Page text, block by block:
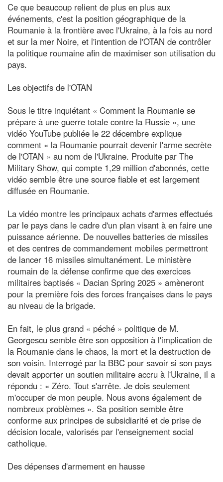
Ce que beaucoup relient de plus en plus aux
événements, c'est la position géographique de la
Roumanie à la frontière avec l'Ukraine, à la fois au nord
et sur la mer Noire, et l'intention de l'OTAN de contrôler
la politique roumaine afin de maximiser son utilisation du
pays.
Les objectifs de l'OTAN
Sous le titre inquiétant « Comment la Roumanie se
prépare à une guerre totale contre la Russie », une
vidéo YouTube publiée le 22 décembre explique
comment « la Roumanie pourrait devenir l'arme secrète
de l'OTAN » au nom de l'Ukraine. Produite par The
Military Show, qui compte 1,29 million d'abonnés, cette
vidéo semble être une source fiable et est largement
diffusée en Roumanie.
La vidéo montre les principaux achats d'armes effectués
par le pays dans le cadre d'un plan visant à en faire une
puissance aérienne. De nouvelles batteries de missiles
et des centres de commandement mobiles permettront
de lancer 16 missiles simultanément. Le ministère
roumain de la défense confirme que des exercices
militaires baptisés « Dacian Spring 2025 » amèneront
pour la première fois des forces françaises dans le pays
au niveau de la brigade.
En fait, le plus grand « péché » politique de M.
Georgescu semble être son opposition à l'implication de
la Roumanie dans le chaos, la mort et la destruction de
son voisin. Interrogé par la BBC pour savoir si son pays
devait apporter un soutien militaire accru à l'Ukraine, il a
répondu : « Zéro. Tout s'arrête. Je dois seulement
m'occuper de mon peuple. Nous avons également de
nombreux problèmes ». Sa position semble être
conforme aux principes de subsidiarité et de prise de
décision locale, valorisés par l'enseignement social
catholique.
Des dépenses d'armement en hausse